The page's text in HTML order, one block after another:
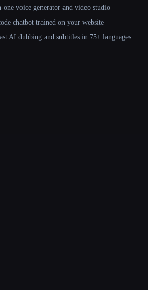
voice generator and video studio
chatbot trained on your website
AI dubbing and subtitles in 75+ languages